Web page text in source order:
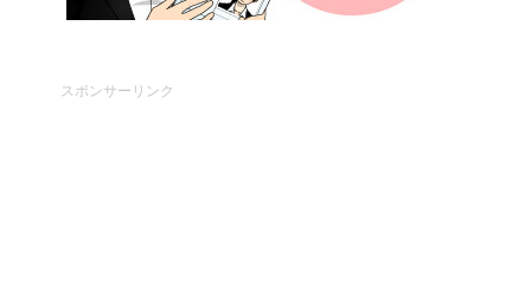
スポンサーリンク